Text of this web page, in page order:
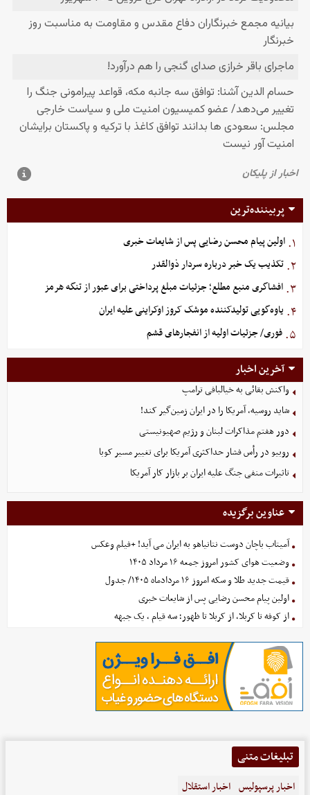
پربیننده‌ترین
۱. اولین پیام محسن رضایی پس از شایعات خبری
۲. تکذیب یک خبر درباره سردار ذوالقدر
۳. افشاگری منبع مطلع؛ جزئیات مبلغ پرداختی برای عبور از تنگه هرمز
۴. یاوه‌گویی تولیدکننده موشک کروز اوکراینی علیه ایران
۵. فوری/ جزئیات اولیه از انفجارهای قشم
آخرین اخبار
واکنش بقائی به خیالبافی ترامپ
شاید روسیه، آمریکا را در ایران زمین‌گیر کند!
دور هفتم مذاکرات لبنان و رژیم صهیونیستی
روبیو در رأس فشار حداکثری آمریکا برای تغییر مسیر کوبا
تاثیرات منفی جنگ علیه ایران بر بازار کار آمریکا
عناوین برگزیده
آمیتاب باچان دوست نتانیاهو به ایران می آید! +فیلم وعکس
وضعیت هوای کشور امروز جمعه ۱۶ مرداد ۱۴۰۵
قیمت جدید طلا و سکه امروز ۱۶ مردادماه ۱۴۰۵/ جدول
اولین پیام محسن رضایی پس از شایعات خبری
از کوفه تا کربلا، از کربلا تا ظهور؛ سه قیام ، یک جبهه
تبلیغات متنی
اخبار پرسپولیس اخبار استقلال